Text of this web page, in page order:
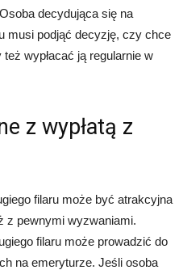
decydująca się na
musi podjąć decyzję, czy chce
wypłacać ją regularnie w
z wypłatą z
filaru może być atrakcyjna
z pewnymi wyzwaniami.
filaru może prowadzić do
na emeryturze. Jeśli osoba